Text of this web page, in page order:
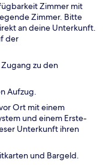
Zimmer mit
Zimmer. Bitte
an deine Unterkunft.
der
zu den
Aufzug.
Ort mit einem
und einem Erste-
Unterkunft ihren
und Bargeld.